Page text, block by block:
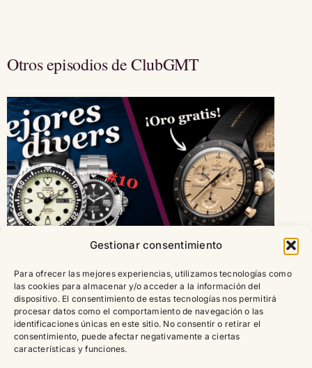
Gestionar consentimiento
Para ofrecer las mejores experiencias, utilizamos tecnologías como
las cookies para almacenar y/o acceder a la información del
dispositivo. El consentimiento de estas tecnologías nos permitirá
procesar datos como el comportamiento de navegación o las
identificaciones únicas en este sitio. No consentir o retirar el
consentimiento, puede afectar negativamente a ciertas
características y funciones.
Otros episodios de ClubGMT
ClubGMT 1×02 – Los mejores relojes de buceo
– MoonSwatch de Oro – ¿Está Citizen
infravalorado?